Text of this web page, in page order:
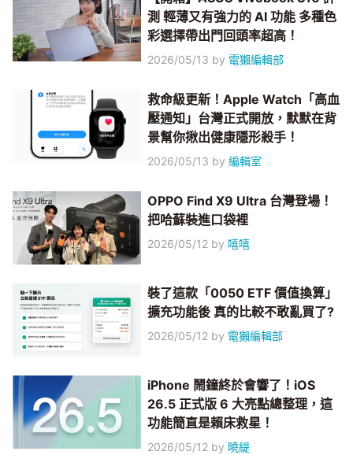
測 輕薄又有強力的 AI 功能 多種色
彩選擇帶出門回頭率超高！
2026/05/13 by 電獺編輯部
救命級更新！Apple Watch「高血
壓通知」台灣正式開放，默默在背
景幫你揪出健康隱形殺手！
2026/05/13 by編輯室
OPPO Find X9 Ultra 台灣登場！
把哈蘇裝進口袋裡
2026/05/12 by 嘻嘻
裝了這款「0050 ETF 價值換算」
擴充功能後 真的比較不敢亂買了?
2026/05/12 by 電獺編輯部
iPhone 鬧鐘終於會響了！iOS
26.5 正式版 6 大亮點總整理，這
功能簡直是賴床救星！
2026/05/12 by 曉緹